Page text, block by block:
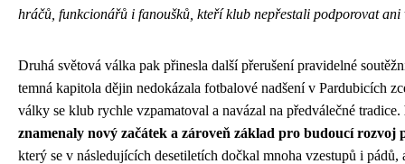
hráčů, funkcionářů i fanoušků, kteří klub nepřestali podporovat ani
Druhá světová válka pak přinesla další přerušení pravidelné
temná kapitola dějin nedokázala fotbalové nadšení v Pardubicích
války se klub rychle vzpamatoval a navázal na předválečné tradice.
znamenaly nový začátek a zároveň základ pro budoucí rozvoj
který se v následujících desetiletích dočkal mnoha vzestupů i pádů,